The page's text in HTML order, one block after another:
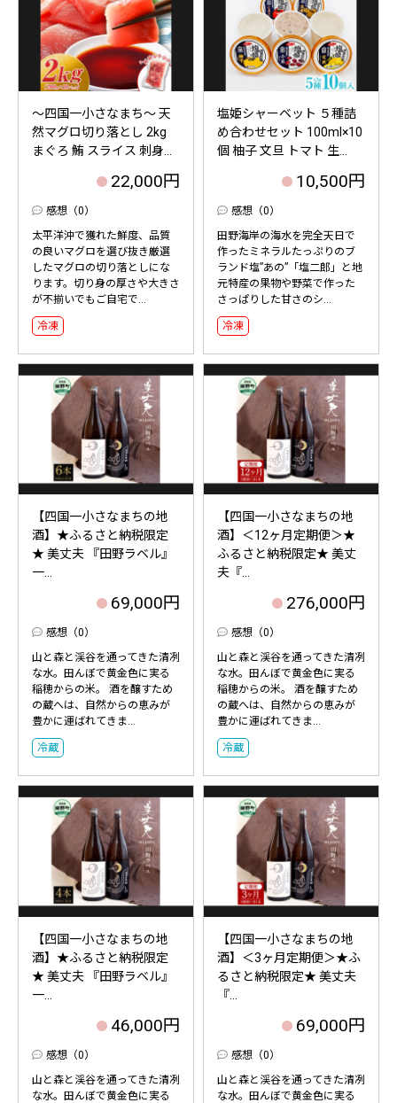
～四国一小さなまち～ 天
然マグロ切り落とし 2kg
まぐろ 鮪 スライス 刺身...
22,000円
感想（0）
太平洋沖で獲れた鮮度、品質
の良いマグロを選び抜き厳選
したマグロの切り落としにな
ります。切り身の厚さや大きさ
が不揃いでもご自宅で...
冷凍
塩姫シャーベット ５種詰
め合わせセット 100ml×10
個 柚子 文旦 トマト 生...
10,500円
感想（0）
田野海岸の海水を完全天日で
作ったミネラルたっぷりのブ
ランド塩”あの”「塩二郎」と地
元特産の果物や野菜で作った
さっぱりした甘さのシ...
冷凍
【四国一小さなまちの地
酒】★ふるさと納税限定
★ 美丈夫 『田野ラベル』
一...
69,000円
感想（0）
山と森と渓谷を通ってきた清冽
な水。田んぼで黄金色に実る
稲穂からの米。 酒を醸すため
の蔵へは、自然からの恵みが
豊かに運ばれてきま...
冷蔵
【四国一小さなまちの地
酒】＜12ヶ月定期便＞★
ふるさと納税限定★ 美丈
夫『...
276,000円
感想（0）
山と森と渓谷を通ってきた清冽
な水。田んぼで黄金色に実る
稲穂からの米。 酒を醸すため
の蔵へは、自然からの恵みが
豊かに運ばれてきま...
冷蔵
【四国一小さなまちの地
酒】★ふるさと納税限定
★ 美丈夫 『田野ラベル』
一...
46,000円
感想（0）
山と森と渓谷を通ってきた清冽
な水。田んぼで黄金色に実る
【四国一小さなまちの地
酒】＜3ヶ月定期便＞★ふ
るさと納税限定★ 美丈夫
『...
69,000円
感想（0）
山と森と渓谷を通ってきた清冽
な水。田んぼで黄金色に実る